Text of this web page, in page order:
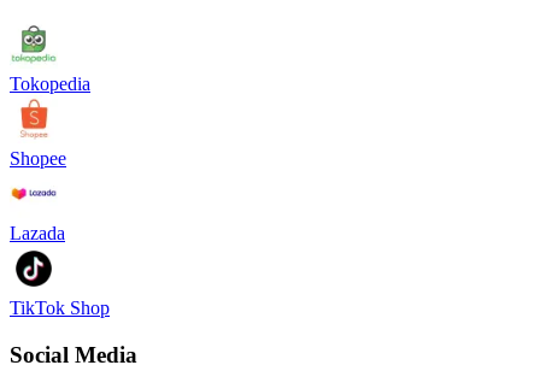
Tokopedia
Shopee
Lazada
TikTok Shop
Social Media